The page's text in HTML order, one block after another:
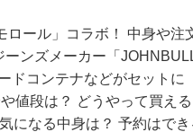
ール」コラボ！ 中身や注
ンズメーカー「
ドコンテナなどがセットに
値段は？ どうやって買える
になる中身は？ 予約はでき